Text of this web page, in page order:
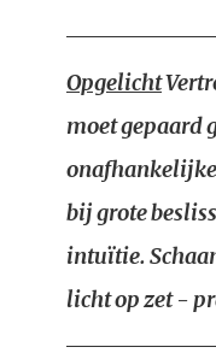
Opgelicht
moet gepaard
bij grote
intuïtie.
licht op zet -